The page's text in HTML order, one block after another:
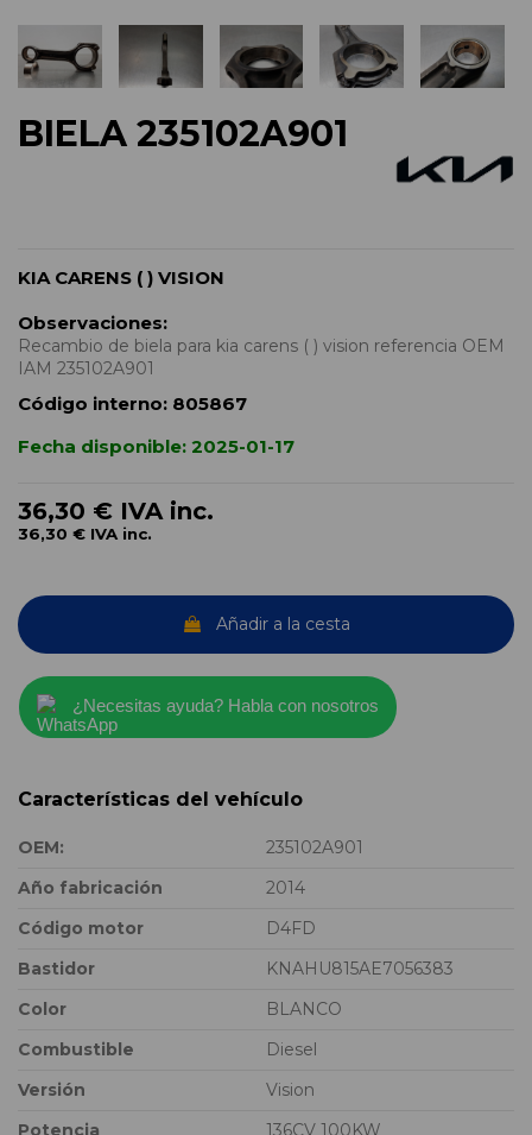
BIELA 235102A901
KIA CARENS ( ) VISION
Observaciones:
Recambio de biela para kia carens ( ) vision referencia OEM
IAM 235102A901
Código interno: 805867
Fecha disponible: 2025-01-17
36,30 € IVA inc.
36,30 € IVA inc.
Añadir a la cesta
¿Necesitas ayuda? Habla con nosotros
Características del vehículo
OEM:
235102A901
Año fabricación
2014
Código motor
D4FD
Bastidor
KNAHU815AE7056383
Color
BLANCO
Combustible
Diesel
Versión
Vision